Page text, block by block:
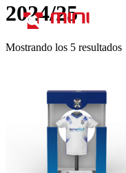
2024/25
Mostrando los 5 resultados